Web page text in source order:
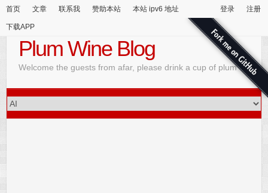
首页 文章 联系我 赞助本站 本站 ipv6 地址
下载APP
登录 注册
Plum Wine Blog
Welcome the guests from afar, please drink a cup of plum wine